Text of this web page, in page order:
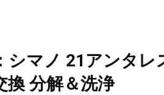
マノ 21アンタレ
換 分解＆洗浄